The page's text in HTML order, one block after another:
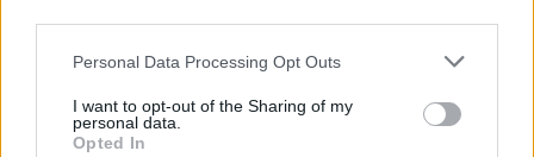
Please note that this website/app uses one or more Google
not limited to your visit or usage behaviour. You may click to
grant or deny consent to Google and its third-party tags to
Personal Data Processing Opt Outs
I want to opt-out of the Sharing of my
personal data.
Opted In
Yevgeniy
KAZ
00:27:09,2
UDA Takatsugu JPN
00:27:09,3
VAHTRA Eeri
00:27:09,5